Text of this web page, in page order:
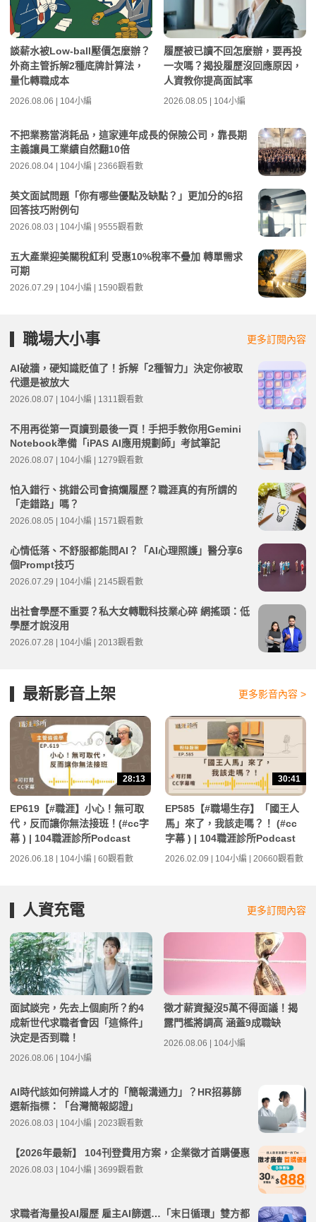
談薪水被Low-ball壓價怎麼辦？
外商主管拆解2種底牌計算法，
量化轉職成本
2026.08.06 | 104小編
履歷被已讀不回怎麼辦，要再投
一次嗎？揭投履歷沒回應原因，
人資教你提高面試率
2026.08.05 | 104小編
不把業務當消耗品，這家連年成長的保險公司，靠長期
主義讓員工業績自然翻10倍
2026.08.04 | 104小編 | 2366觀看數
英文面試問題「你有哪些優點及缺點？」更加分的6招
回答技巧附例句
2026.08.03 | 104小編 | 9555觀看數
五大產業迎美關稅紅利 受惠10%稅率不疊加 轉單需求
可期
2026.07.29 | 104小編 | 1590觀看數
職場大小事 更多訂閱內容
AI破牆，硬知識貶值了！拆解「2種智力」決定你被取
代還是被放大
2026.08.07 | 104小編 | 1311觀看數
不用再從第一頁讀到最後一頁！手把手教你用Gemini
Notebook準備「iPAS AI應用規劃師」考試筆記
2026.08.07 | 104小編 | 1279觀看數
怕入錯行、挑錯公司會搞爛履歷？職涯真的有所謂的
「走錯路」嗎？
2026.08.05 | 104小編 | 1571觀看數
心情低落、不舒服都能問AI？「AI心理照護」醫分享6
個Prompt技巧
2026.07.29 | 104小編 | 2145觀看數
出社會學歷不重要？私大女轉戰科技業心碎 網搖頭：低
學歷才說沒用
2026.07.28 | 104小編 | 2013觀看數
最新影音上架 更多影音內容 >
28:13
EP619【#職涯】小心！無可取
代，反而讓你無法接班！(#cc字
幕 ) | 104職涯診所Podcast
2026.06.18 | 104小編 | 60觀看數
30:41
EP585【#職場生存】「國王人
馬」來了，我該走嗎？！ (#cc
字幕 ) | 104職涯診所Podcast
2026.02.09 | 104小編 | 20660觀看數
人資充電 更多訂閱內容
面試談完，先去上個廁所？約4
成新世代求職者會因「這條件」
決定是否到職！
2026.08.06 | 104小編
徵才薪資擬沒5萬不得面議！揭
露門檻將調高 涵蓋9成職缺
2026.08.06 | 104小編
AI時代該如何辨識人才的「簡報溝通力」？HR招募篩
選新指標：「台灣簡報認證」
2026.08.03 | 104小編 | 2023觀看數
【2026年最新】 104刊登費用方案，企業徵才首購優惠
2026.08.03 | 104小編 | 3699觀看數
求職者海量投AI履歷 雇主AI篩選…「末日循環」雙方都